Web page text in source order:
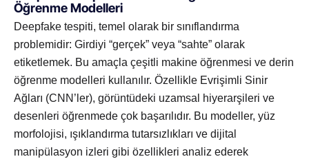
Öğrenme Modelleri
Deepfake tespiti, temel olarak bir sınıflandırma
problemidir: Girdiyi “gerçek” veya “sahte” olarak
etiketlemek. Bu amaçla çeşitli makine öğrenmesi ve derin
öğrenme modelleri kullanılır. Özellikle Evrişimli Sinir
Ağları (CNN’ler), görüntüdeki uzamsal hiyerarşileri ve
desenleri öğrenmede çok başarılıdır. Bu modeller, yüz
morfolojisi, ışıklandırma tutarsızlıkları ve dijital
manipülasyon izleri gibi özellikleri analiz ederek